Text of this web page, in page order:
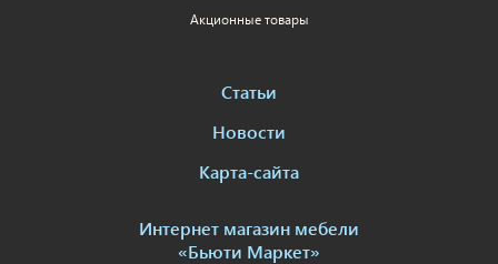
Акционные товары
Статьи
Новости
Карта-сайта
Интернет магазин мебели
«Бьюти Маркет»